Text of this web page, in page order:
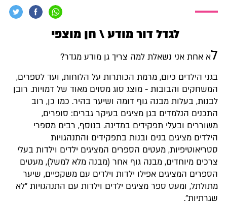
לגדל דור מודע \ חן מוצפי
לא אחת אני נשאלת למה צריך גן מודע מגדר?
בגני הילדים כיום, מרמת הכותרות על הלוחות, ועד לספרים,
המשחקים והבובות - מוצג סוג מסוים מאוד של דמויות. רובן
לבנות, בעלות מבנה גוף דומה ושיער בהיר. כמו כן, רוב
התכנים הנלמדים בגן מציגים בעיקר גברים: סופרים,
משוררים ובעלי תפקידים במדינה. בנוסף, רבים מספרי
הילדים מציגים בנים ובנות בתפקידים והתנהגויות
סטריאוטיפיות, מעטים הספרים המציגים ילדים וילדות בעלי
צרכים מיוחדים, מבנה גוף אחר (מבנה מלא למשל), מעטים
הספרים המציגים אפילו ילדות וילדים עם משקפיים, שיער
מתולתל, ומעט ספר מציגים ילדים וילדות עם התנהגויות "לא
שגרתיות".